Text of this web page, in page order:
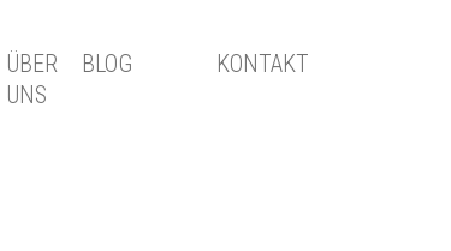
ÜBER
UNS
BLOG KONTAKT